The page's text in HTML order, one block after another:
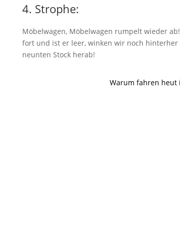
4. Strophe:
Möbelwagen, Möbelwagen rumpelt wieder
fort und ist er leer, winken wir noch hinterher
neunten Stock herab!
Warum fahren heut